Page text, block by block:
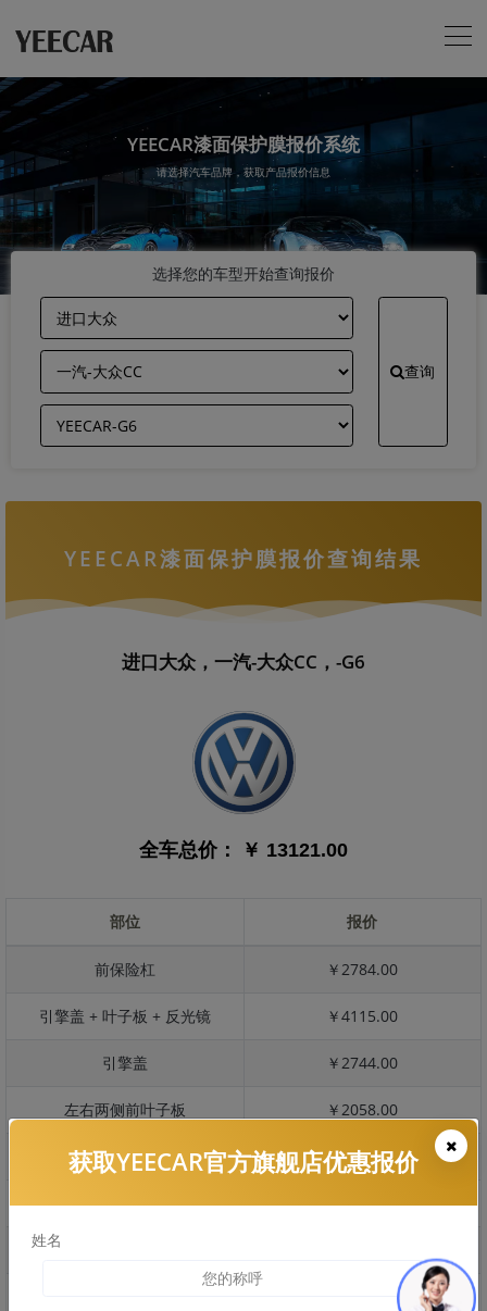
YEECAR漆面保护膜报价系统
请选择汽车品牌，获取产品报价信息
选择您的车型开始查询报价
查询
YEECAR漆面保护膜报价查询结果
进口大众，一汽-大众CC，-G6
全车总价： ￥ 13121.00
部位 报价
前保险杠 ￥2784.00
引擎盖 + 叶子板 + 反光镜 ￥4115.00
引擎盖 ￥2744.00
左右两侧前叶子板 ￥2058.00
反光镜 ￥411.00
后保险杠 ￥2019.00
￥1224.00
获取YEECAR官方旗舰店优惠报价
姓名